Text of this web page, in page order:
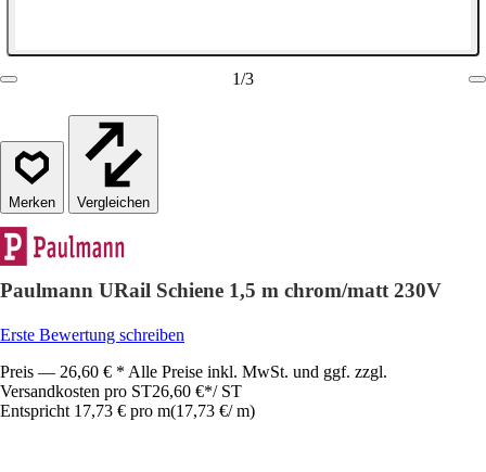
1/3
Vergleichen
Paulmann URail Schiene 1,5 m chrom/matt 230V
Erste Bewertung schreiben
Preis — 26,60 € * Alle Preise inkl. MwSt. und ggf. zzgl.
Versandkosten pro ST26,60 €*/ ST
Entspricht 17,73 € pro m(17,73 €/ m)